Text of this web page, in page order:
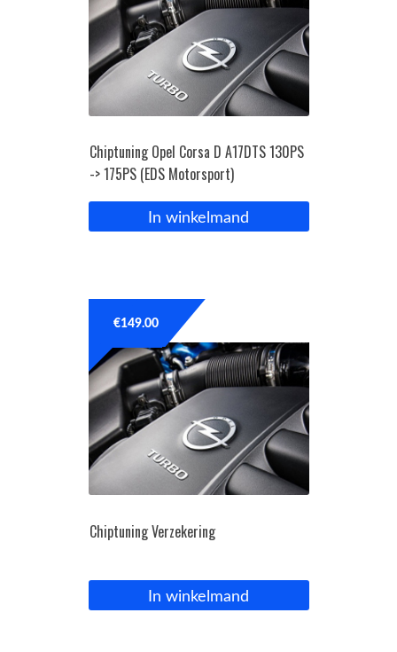
Chiptuning Opel Corsa D A17DTS 130PS
-> 175PS (EDS Motorsport)
In winkelmand
Chiptuning Verzekering
€149.00
In winkelmand